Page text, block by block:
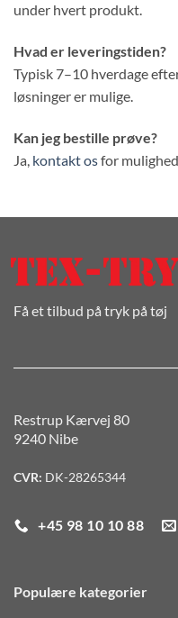
under hvert produkt.
Hvad er leveringstiden?
Typisk 7–10 hverdage
løsninger er mulige.
Kan jeg bestille prøve?
Ja, kontakt osfor
Få et tilbud på tryk på tøj
Restrup Kærvej 80
9240 Nibe
CVR: DK-28265344
+45 98 10 10 88
Populære kategorier